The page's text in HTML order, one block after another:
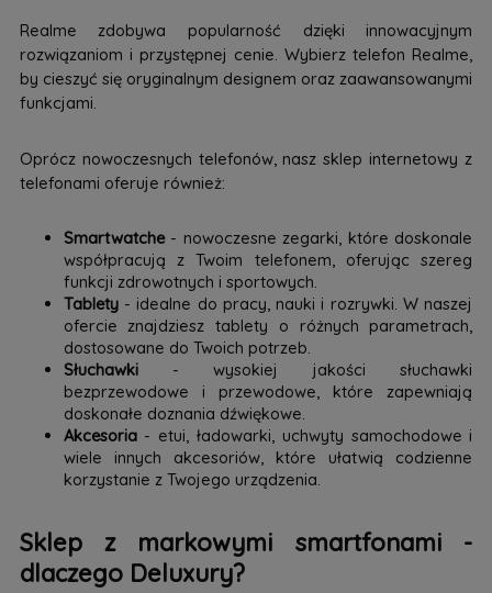
Realme zdobywa popularność dzięki innowacyjnym
rozwiązaniom i przystępnej cenie. Wybierz telefon Realme,
by cieszyć się oryginalnym designem oraz zaawansowanymi
funkcjami.
Oprócz nowoczesnych telefonów, nasz sklep internetowy z
telefonami oferuje również:
Smartwatche- nowoczesne zegarki, które doskonale
współpracują z Twoim telefonem, oferując szereg
funkcji zdrowotnych i sportowych.
Tablety- idealne do pracy, nauki i rozrywki. W naszej
ofercie znajdziesz tablety o różnych parametrach,
dostosowane do Twoich potrzeb.
Słuchawki- wysokiej jakości słuchawki
bezprzewodowe i przewodowe, które zapewniają
doskonałe doznania dźwiękowe.
Akcesoria- etui, ładowarki, uchwyty samochodowe i
wiele innych akcesoriów, które ułatwią codzienne
korzystanie z Twojego urządzenia.
Sklep z markowymi smartfonami -
dlaczego Deluxury?